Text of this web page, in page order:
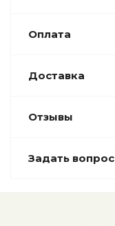
Оплата
Доставка
Отзывы
Задать вопрос